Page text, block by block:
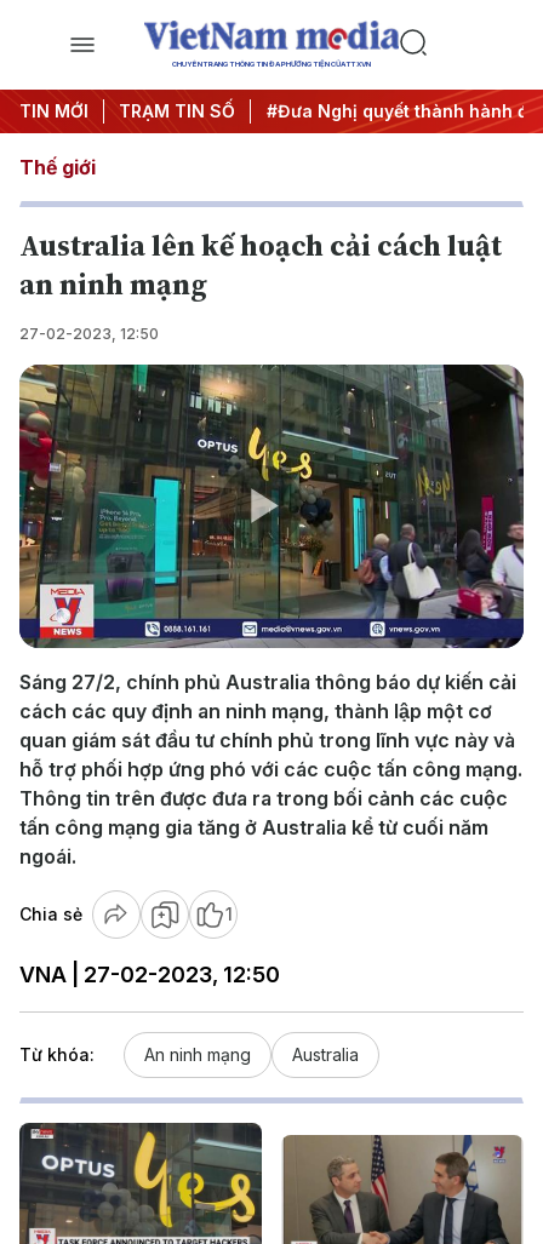
CHUYÊN TRANG THÔNG TIN ĐA PHƯƠNG TIỆN CỦA TTXVN
TIN MỚI TRẠM TIN SỐ
ương 3 #APEC 2027 #Đưa Nghị quyết thành hành
Thế giới
Australia lên kế hoạch cải cách luật
an ninh mạng
27-02-2023, 12:50
Play
Video
Sáng 27/2, chính phủ Australia thông báo dự kiến cải
cách các quy định an ninh mạng, thành lập một cơ
quan giám sát đầu tư chính phủ trong lĩnh vực này và
hỗ trợ phối hợp ứng phó với các cuộc tấn công mạng.
Thông tin trên được đưa ra trong bối cảnh các cuộc
tấn công mạng gia tăng ở Australia kể từ cuối năm
ngoái.
Chia sẻ 1
VNA | 27-02-2023, 12:50
Từ khóa: An ninh mạng Australia